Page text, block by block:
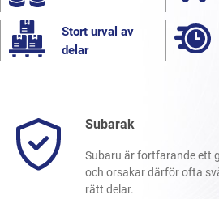
Stort urval av
delar
Subarak
Subaru är fortfarande ett
och orsakar därför ofta
rätt delar.